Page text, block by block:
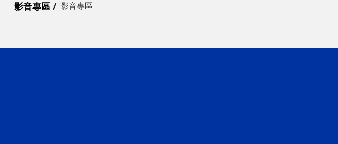
影音專區 影音專區